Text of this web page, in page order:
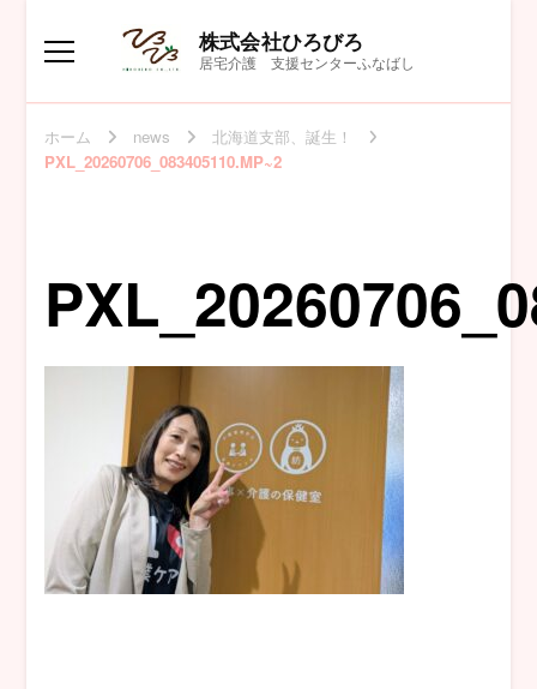
株式会社ひろびろ
居宅介護 支援センターふなばし
ホーム news
北海道支部、誕生！
PXL_20260706_083405110.MP~2